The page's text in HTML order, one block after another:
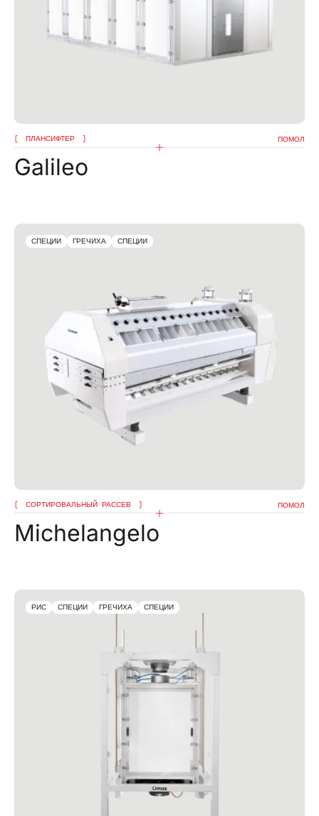
ПЛАНСИФТЕР ПОМОЛ
Galileo
СПЕЦИИ ГРЕЧИХА СПЕЦИИ
СОРТИРОВАЛЬНЫЙ РАССЕВ ПОМОЛ
Michelangelo
РИС СПЕЦИИ ГРЕЧИХА СПЕЦИИ